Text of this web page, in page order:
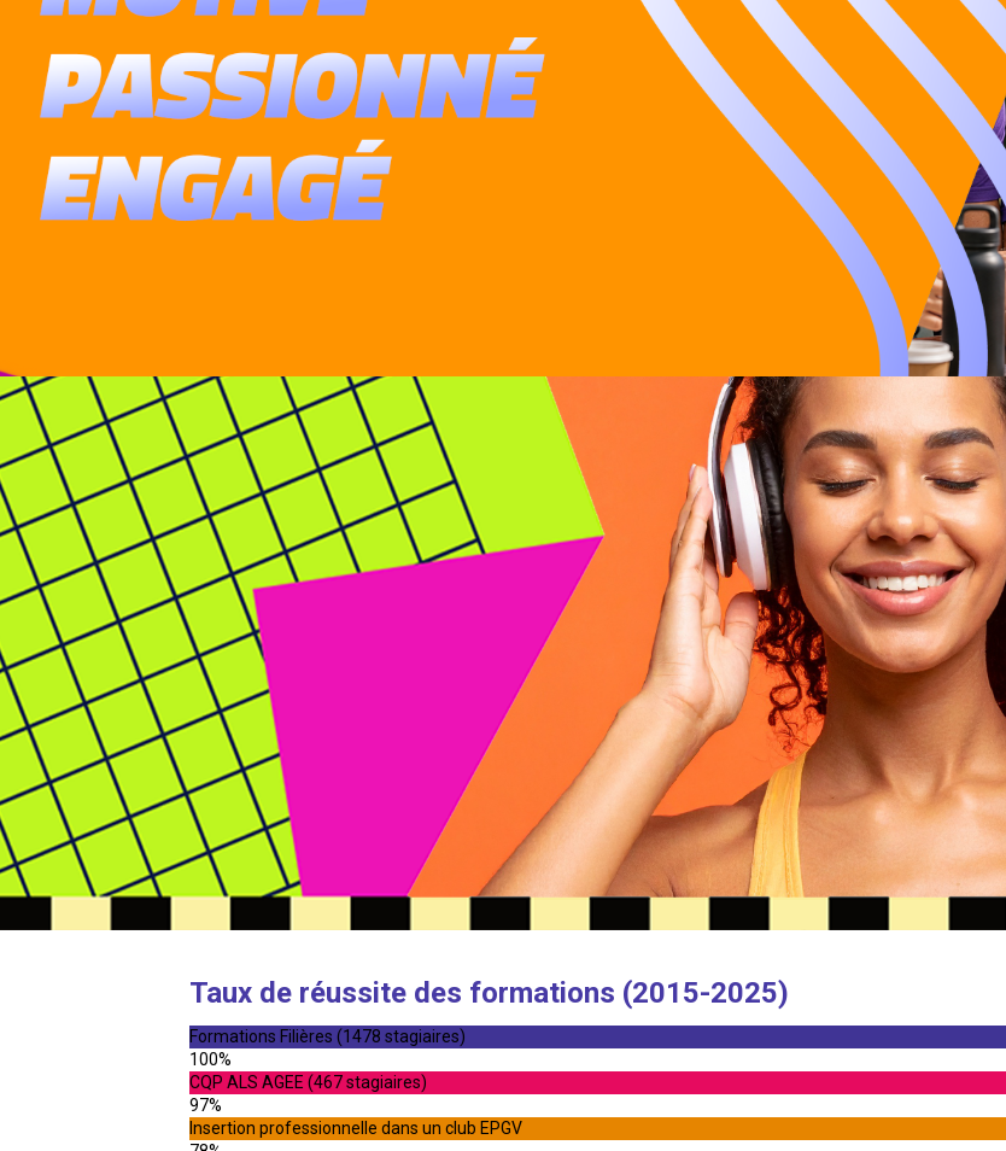
Taux de réussite des formations (2015-2025)
Formations Filières (1478 stagiaires)
100%
CQP ALS AGEE (467 stagiaires)
97%
Insertion professionnelle dans un club EPGV